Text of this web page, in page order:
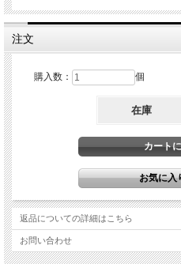
注文
購入数： 個
在庫
返品についての詳細はこちら
お問い合わせ